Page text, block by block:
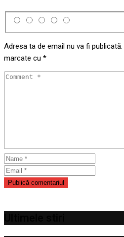
Adresa ta de email nu va fi publicată.
marcate cu *